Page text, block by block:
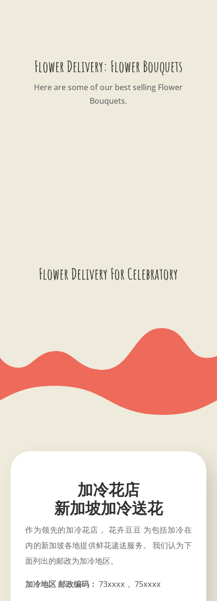
Flower Delivery: Flower Bouquets
Here are some of our best selling Flower
Bouquets.
Flower Delivery For Celebratory
加冷花店
新加坡加冷送花
作为领先的加冷花店， 花卉豆豆 为包括加冷在
内的新加坡各地提供鲜花递送服务。 我们认为下
面列出的邮政为加冷地区。
加冷地区 邮政编码： 73xxxx， 75xxxx